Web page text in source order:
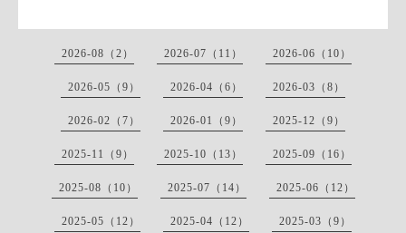
2026-08（2） 2026-07（11） 2026-06（10）
2026-05（9） 2026-04（6） 2026-03（8）
2026-02（7） 2026-01（9） 2025-12（9）
2025-11（9） 2025-10（13） 2025-09（16）
2025-08（10） 2025-07（14） 2025-06（12）
2025-05（12） 2025-04（12） 2025-03（9）